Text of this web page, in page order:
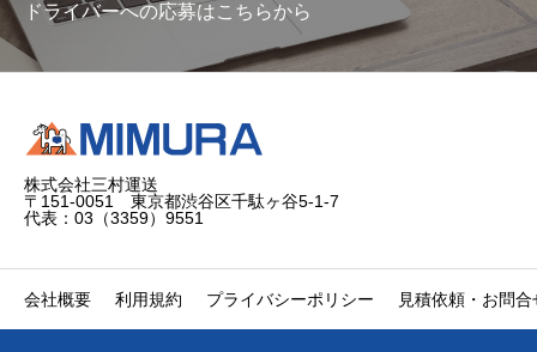
ドライバーへの応募はこちらから
株式会社三村運送
〒151-0051 東京都渋谷区千駄ヶ谷5-1-7
代表：03（3359）9551
会社概要 利用規約 プライバシーポリシー 見積依頼・お問合